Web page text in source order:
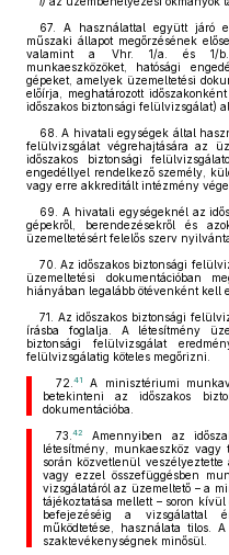
67. A használattal együtt járó
műszaki állapot megőrzésének
valamint a Vhr. 1/a. és 1/b.
munkaeszközöket, hatósági
gépeket, amelyek üzemeltetési
előírja, meghatározott
időszakos biztonsági felülvizsgálat)
68. A hivatali egységek által
felülvizsgálat végrehajtására az
időszakos biztonsági
engedéllyel rendelkező személy,
vagy erre akkreditált intézmény
69. A hivatali egységeknél az
gépekről, berendezésekről és
üzemeltetésért felelős szerv
70. Az időszakos biztonsági
üzemeltetési dokumentációban
hiányában legalább ötévenként kell
71. Az időszakos biztonsági
írásba foglalja. A létesítmény
biztonsági felülvizsgálat
felülvizsgálatig köteles megőrizni.
72. 41
A minisztériumi
betekinteni az időszakos
dokumentációba.
73. 42
Amennyiben az
létesítmény, munkaeszköz vagy
során közvetlenül veszélyeztette
vagy ezzel összefüggésben
vizsgálatáról az üzemeltető – a
tájékoztatása mellett – soron
befejezéséig a vizsgálattal
működtetése, használata tilos.
szaktevékenységnek minősül.